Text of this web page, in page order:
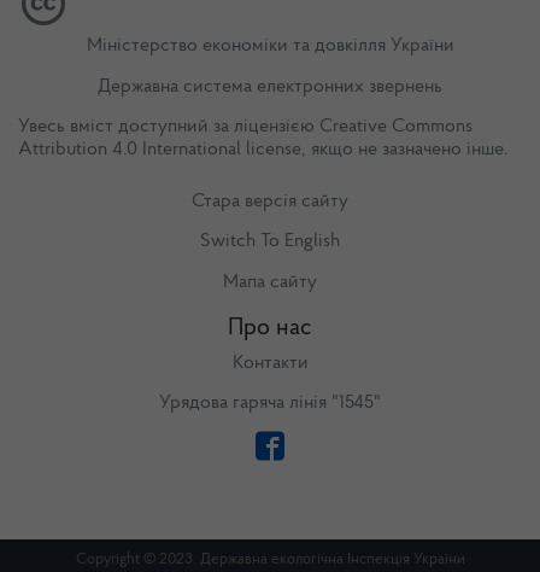
Міністерство економіки та довкілля України
Державна система електронних звернень
Увесь вміст доступний за ліцензією Creative Commons
Attribution 4.0 International license, якщо не зазначено інше.
Стара версія сайту
Switch To English
Мапа сайту
Про нас
Контакти
Урядова гаряча лінія "1545"
Copyright © 2023. Державна екологічна Інспекція України